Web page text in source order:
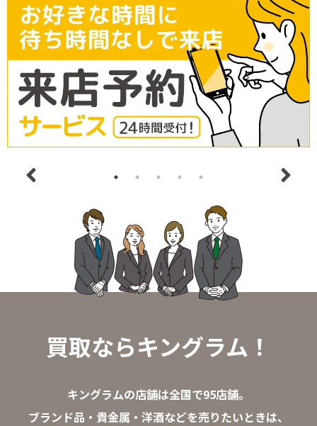
買取ならキングラム！
キングラムの店舗は全国で95店舗。
ブランド品・貴金属・洋酒などを売りたいときは、